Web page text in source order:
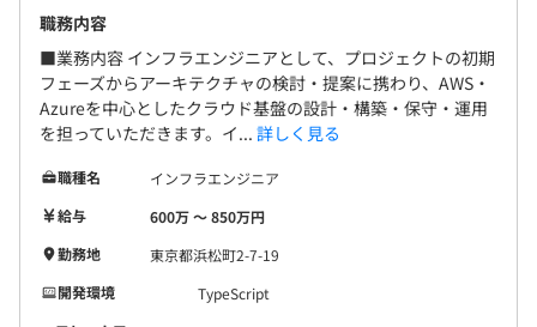
職務内容
■業務内容 インフラエンジニアとして、プロジェクトの初期
フェーズからアーキテクチャの検討・提案に携わり、AWS・
Azureを中心としたクラウド基盤の設計・構築・保守・運用
を担っていただきます。イ... 詳しく見る
職種名
インフラエンジニア
給与
600万 〜 850万円
勤務地
東京都浜松町2-7-19
開発環境
TypeScript